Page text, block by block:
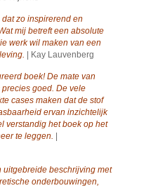
zo inspirerend en
mij betreft een absolute
werk wil maken van een
| Kay Lauvenberg
boek! De mate van
goed. De vele
cases maken dat de stof
ervan inzichtelijk
verstandig het boek op het
te leggen.
uitgebreide beschrijving met
onderbouwingen,